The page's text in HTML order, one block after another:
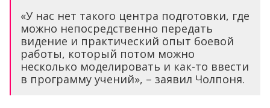
«У нас нет такого центра подготовки, где
можно непосредственно передать
видение и практический опыт боевой
работы, который потом можно
несколько моделировать и как-то ввести
в программу учений», – заявил Чолпоня.